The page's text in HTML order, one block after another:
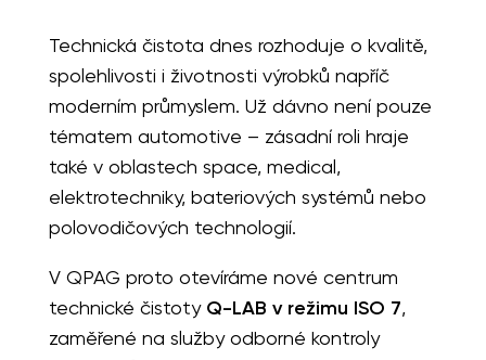
Technická čistota dnes rozhoduje o kvalitě,
spolehlivosti i životnosti výrobků napříč
moderním průmyslem. Už dávno není pouze
tématem automotive – zásadní roli hraje
také v oblastech space, medical,
elektrotechniky, bateriových systémů nebo
polovodičových technologií.
V QPAG proto otevíráme nové centrum
technické čistoty Q-LAB v režimu ISO 7,
zaměřené na služby odborné kontroly